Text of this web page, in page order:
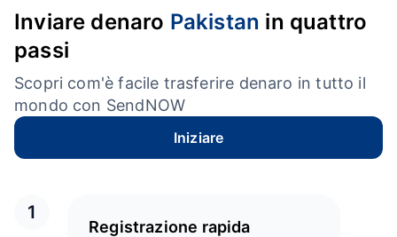
Inviare denaro Pakistan in quattro
passi
Scopri com'è facile trasferire denaro in tutto il
mondo con SendNOW
Iniziare
1
Registrazione rapida